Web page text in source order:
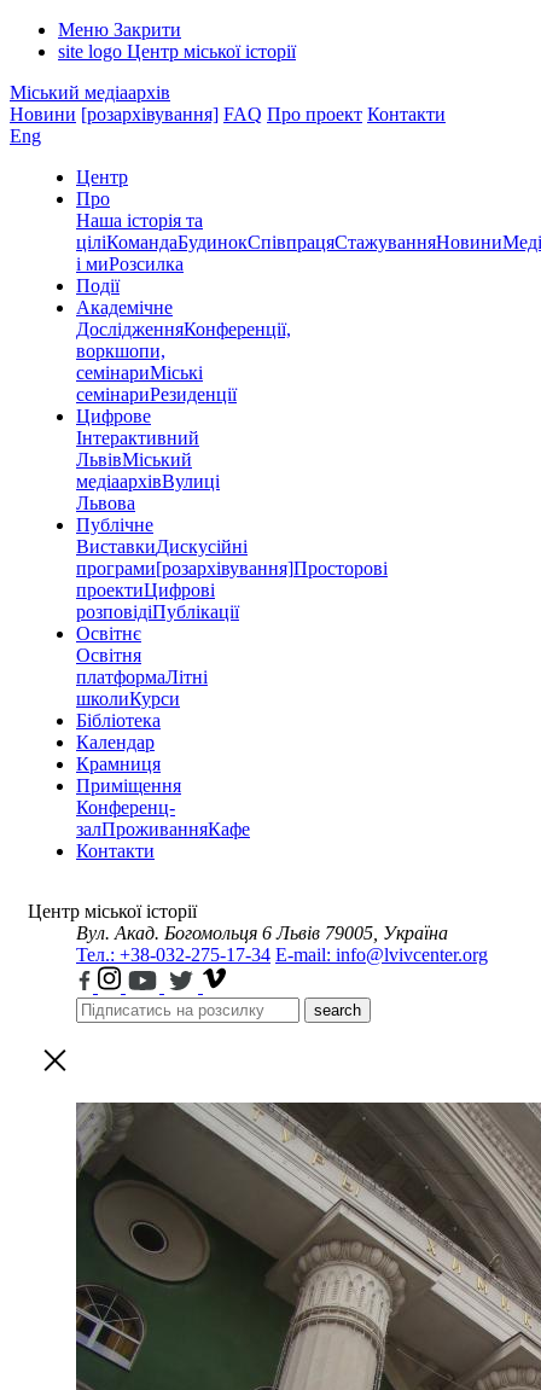
Меню Закрити
site logo Центр міської історії
Міський медіаархів
Новини [розархівування] FAQ Про проект Контакти
Eng
Центр
Про
Наша історія та
ціліКомандаБудинокСпівпрацяСтажуванняНовини
і миРозсилка
Події
Академічне
ДослідженняКонференції,
воркшопи,
семінариМіські
семінариРезиденції
Цифрове
Інтерактивний
ЛьвівМіський
медіаархівВулиці
Львова
Публічне
ВиставкиДискусійні
програми[розархівування]Просторові
проектиЦифрові
розповідіПублікації
Освітнє
Освітня
платформаЛітні
школиКурси
Бібліотека
Календар
Крамниця
Приміщення
Конференц-
залПроживанняКафе
Контакти
Центр міської історії
Вул. Акад. Богомольця 6 Львів 79005, Україна
Тел.: +38-032-275-17-34 E-mail: info@lvivcenter.org
search